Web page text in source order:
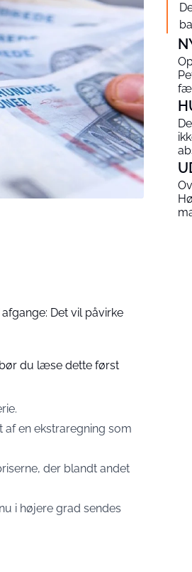
Det vil påvirke
du læse dette først
en ekstraregning som
der blandt andet
i højere grad sendes